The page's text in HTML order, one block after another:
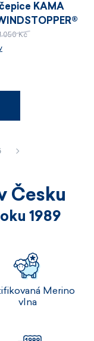
KAMA
050 Kč
Česku
1989
Merino
vlna